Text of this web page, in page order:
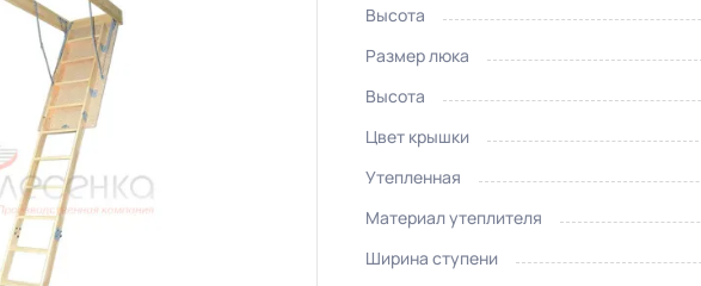
Высота
Размер люка
Высота
Цвет крышки
Утепленная
Материал утеплителя
Ширина ступени